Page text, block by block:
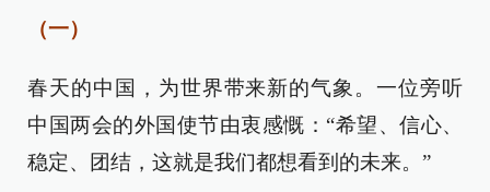
（一）
春天的中国，为世界带来新的气象。一位旁听
中国两会的外国使节由衷感慨：“希望、信心、
稳定、团结，这就是我们都想看到的未来。”